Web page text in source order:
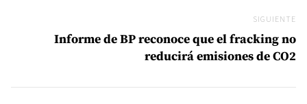
SIGUIENTE
Informe de BP reconoce que el fracking no
reducirá emisiones de CO2